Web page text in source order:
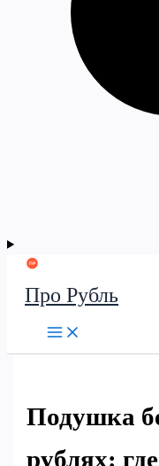
Про Рубль
Подушка
рублях: